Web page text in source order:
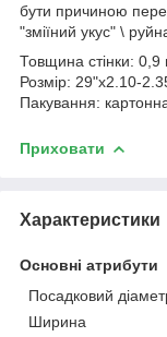
бути причиною
"зміїний укус" \
Товщина стінки:
Розмір: 29"x2.10-
Пакування:
Приховати
Характеристики
Основні атрибути
Посадковий
Ширина